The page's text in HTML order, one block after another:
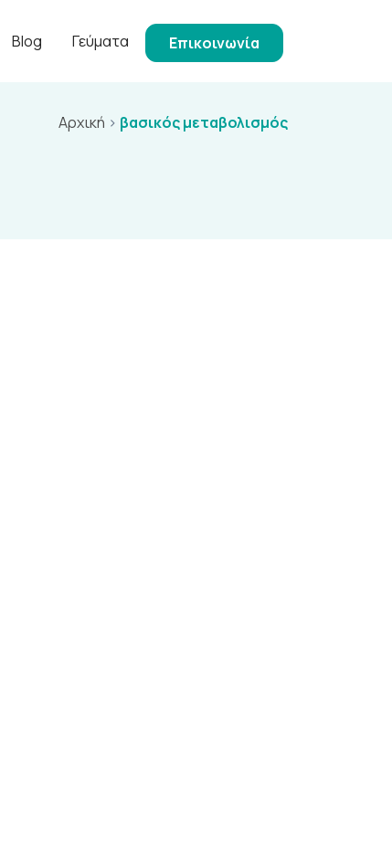
Blog Γεύματα Επικοινωνία
Αρχική > βασικός μεταβολισμός